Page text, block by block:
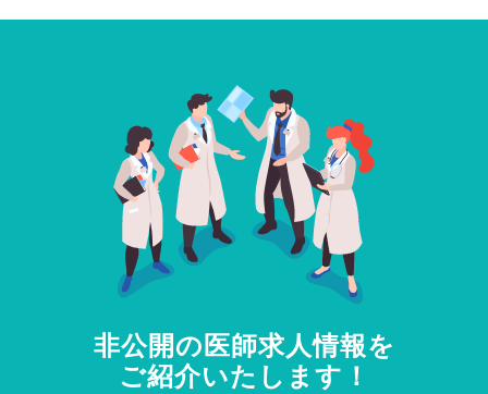
非公開の医師求人情報を
ご紹介いたします！